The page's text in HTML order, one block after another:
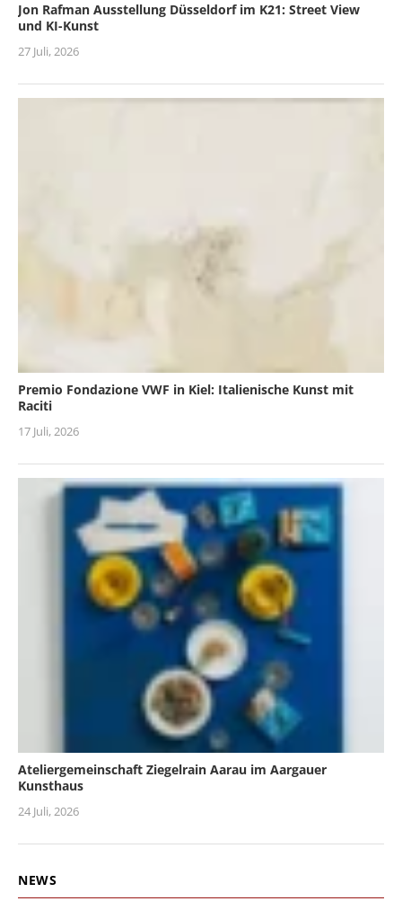
Jon Rafman Ausstellung Düsseldorf im K21: Street View
und KI-Kunst
27 Juli, 2026
Premio Fondazione VWF in Kiel: Italienische Kunst mit
Raciti
17 Juli, 2026
Ateliergemeinschaft Ziegelrain Aarau im Aargauer
Kunsthaus
24 Juli, 2026
NEWS